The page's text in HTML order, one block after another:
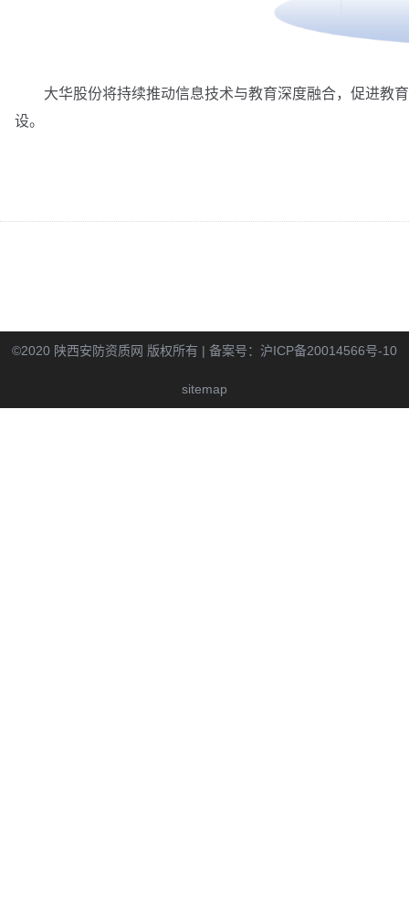
大华股份将持续推动信息技术与教育深度融合，促进教育
设。
©2020 陕西安防资质网 版权所有 | 备案号： 沪ICP备20014566号-10
sitemap